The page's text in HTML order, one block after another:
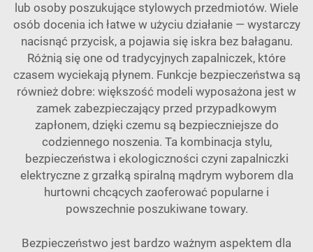
lub osoby poszukujące stylowych przedmiotów. Wiele
osób docenia ich łatwe w użyciu działanie — wystarczy
nacisnąć przycisk, a pojawia się iskra bez bałaganu.
Różnią się one od tradycyjnych zapalniczek, które
czasem wyciekają płynem. Funkcje bezpieczeństwa są
również dobre: większość modeli wyposażona jest w
zamek zabezpieczający przed przypadkowym
zapłonem, dzięki czemu są bezpieczniejsze do
codziennego noszenia. Ta kombinacja stylu,
bezpieczeństwa i ekologiczności czyni zapalniczki
elektryczne z grzałką spiralną mądrym wyborem dla
hurtowni chcących zaoferować popularne i
powszechnie poszukiwane towary.
Bezpieczeństwo jest bardzo ważnym aspektem dla